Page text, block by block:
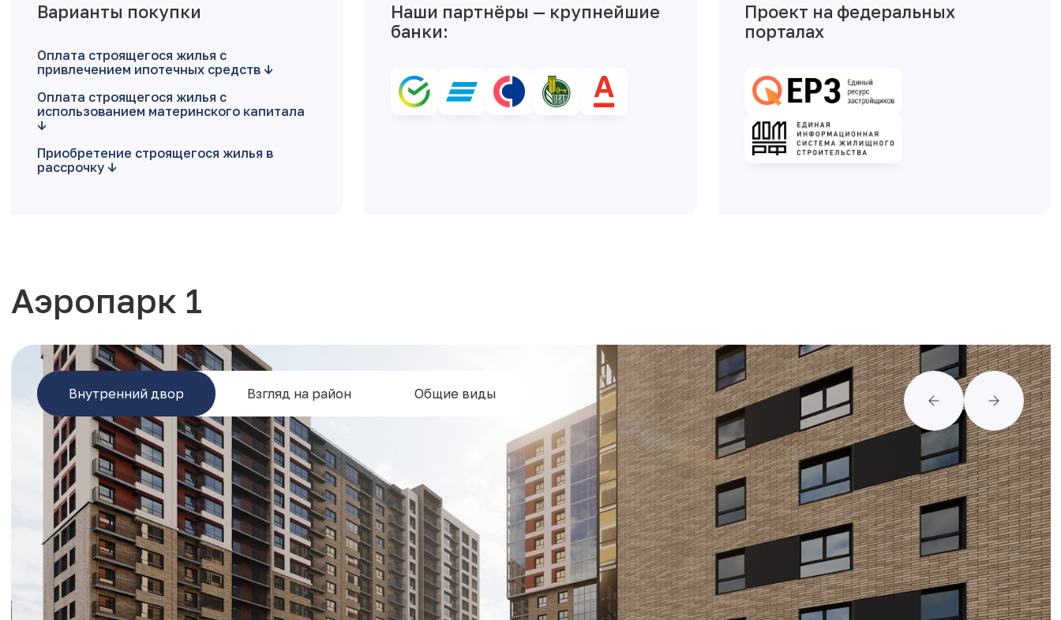
Варианты покупки
Оплата строящегося жилья с
привлечением ипотечных средств
Оплата строящегося жилья с
использованием материнского капитала
Приобретение строящегося жилья в
рассрочку
Наши партнёры — крупнейшие
банки:
Проект на федеральных
порталах
Аэропарк 1
Внутренний двор Взгляд на район Общие виды